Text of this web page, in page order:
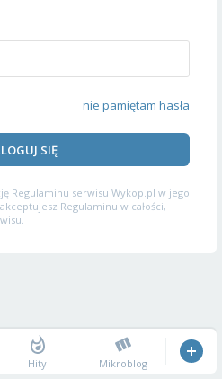
nie pamiętam hasła
SIĘ
Regulaminu serwisu Wykop.pl w jego
Regulaminu w całości,
Hity Mikroblog